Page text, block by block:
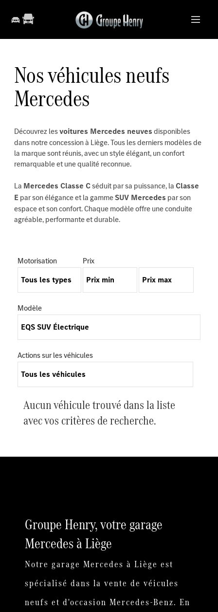
Nos véhicules neufs
Mercedes
Découvrez lesvoitures Mercedes neuvesdisponibles
dans notre concession à Liège. Tous les derniers modèles de
la marque sont réunis, avec un style élégant, un confort
remarquable et une qualité reconnue.
La Mercedes Classe Cséduit par sa puissance, laClasse
E par son élégance et la gammeSUV Mercedes par son
espace et son confort. Chaque modèle offre une conduite
agréable, performante et durable.
Motorisation Prix
Modèle
Actions sur les véhicules
Aucun véhicule trouvé dans la liste
avec vos critères de recherche.
Groupe Henry, votre garage
Mercedes à Liège
Notre garage Mercedes à Liège est
spécialisé dans la vente de véicules
neufs et d'occasion Mercedes-Benz. En